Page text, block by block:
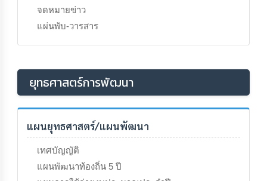
จดหมายข่าว
แผ่นพับ-วารสาร
ยุทธศาสตร์การพัฒนา
แผนยุทธศาสตร์/แผนพัฒนา
เทศบัญญัติ
แผนพัฒนาท้องถิ่น 5 ปี